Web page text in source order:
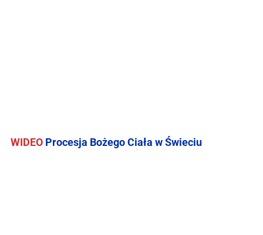
WIDEO Procesja Bożego Ciała w Świeciu